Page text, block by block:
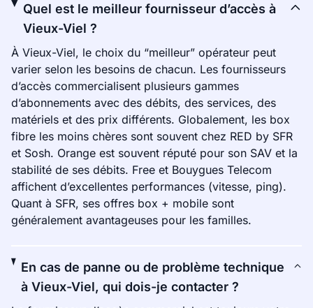
Quel est le meilleur fournisseur d’accès à
Vieux-Viel ?
À Vieux-Viel, le choix du “meilleur” opérateur peut
varier selon les besoins de chacun. Les fournisseurs
d’accès commercialisent plusieurs gammes
d’abonnements avec des débits, des services, des
matériels et des prix différents. Globalement, les box
fibre les moins chères sont souvent chez RED by SFR
et Sosh. Orange est souvent réputé pour son SAV et la
stabilité de ses débits. Free et Bouygues Telecom
affichent d’excellentes performances (vitesse, ping).
Quant à SFR, ses offres box + mobile sont
généralement avantageuses pour les familles.
En cas de panne ou de problème technique
à Vieux-Viel, qui dois-je contacter ?